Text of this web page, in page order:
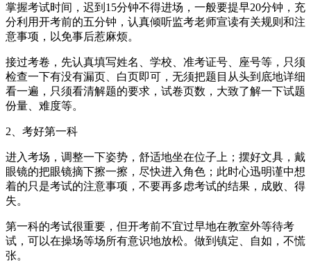
掌握考试时间，迟到15分钟不得进场，一般要提早20分钟，充
分利用开考前的五分钟，认真倾听监考老师宣读有关规则和注
意事项，以免事后惹麻烦。
接过考卷，先认真填写姓名、学校、准考证号、座号等，只须
检查一下有没有漏页、白页即可，无须把题目从头到底地详细
看一遍，只须看清解题的要求，试卷页数，大致了解一下试题
份量、难度等。
2、考好第一科
进入考场，调整一下姿势，舒适地坐在位子上；摆好文具，戴
眼镜的把眼镜摘下擦一擦，尽快进入角色；此时心迅明谨中想
着的只是考试的注意事项，不要再多虑考试的结果，成败、得
失。
第一科的考试很重要，但开考前不宜过早地在教室外等待考
试，可以在操场等场所有意识地放松。做到镇定、自如，不慌
张。